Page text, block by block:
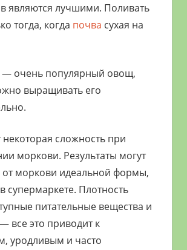
являются лучшими. Поливать
тогда, когда почва сухая на
— очень популярный овощ,
выращивать его
некоторая сложность при
моркови. Результаты могут
от моркови идеальной формы,
супермаркете. Плотность
питательные вещества и
все это приводит к
уродливым и часто